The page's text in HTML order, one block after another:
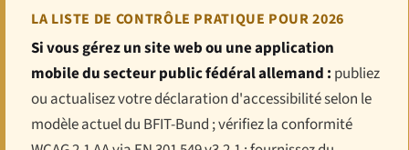
LA LISTE DE CONTRÔLE PRATIQUE POUR 2026
Si vous gérez un site web ou une application
mobile du secteur public fédéral allemand : publiez
ou actualisez votre déclaration d'accessibilité selon le
modèle actuel du BFIT-Bund ; vérifiez la conformité